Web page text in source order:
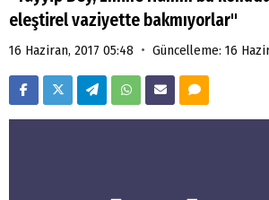
eleştirel vaziyette bakmıyorlar"
16 Haziran, 2017 05:48 • Güncelleme: 16